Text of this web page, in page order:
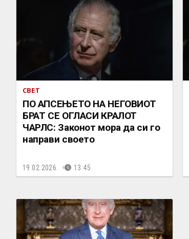
СВЕТ
ПО АПСЕЊЕТО НА НЕГОВИОТ
БРАТ СЕ ОГЛАСИ КРАЛОТ
ЧАРЛС: Законот мора да си го
направи своето
19.02.2026. 13:45